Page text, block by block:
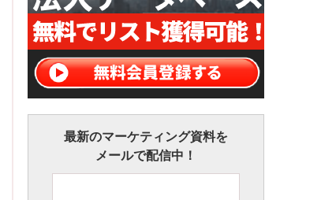
最新のマーケティング資料を
メールで配信中！